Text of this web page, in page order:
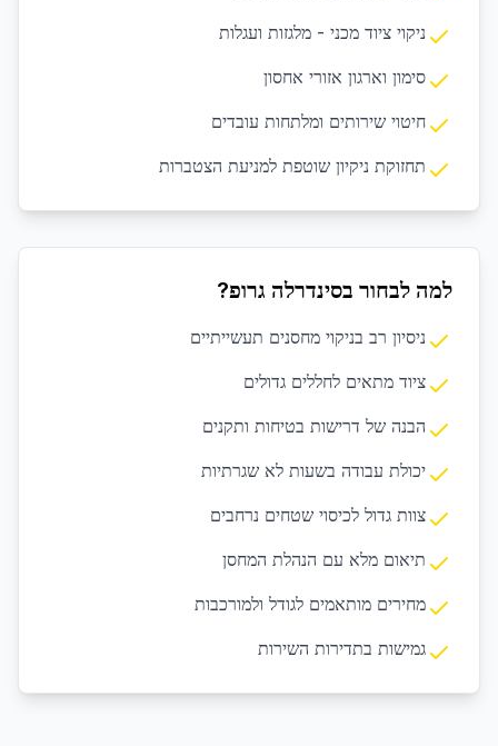
ניקוי ציוד מכני - מלגזות ועגלות
סימון וארגון אזורי אחסון
חיטוי שירותים ומלתחות עובדים
תחזוקת ניקיון שוטפת למניעת הצטברות
למה לבחור בסינדרלה גרופ?
ניסיון רב בניקוי מחסנים תעשייתיים
ציוד מתאים לחללים גדולים
הבנה של דרישות בטיחות ותקנים
יכולת עבודה בשעות לא שגרתיות
צוות גדול לכיסוי שטחים נרחבים
תיאום מלא עם הנהלת המחסן
מחירים מותאמים לגודל ולמורכבות
גמישות בתדירות השירות